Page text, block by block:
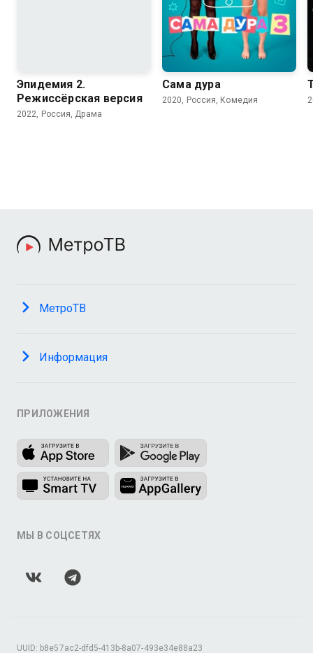
Эпидемия 2.
Режиссёрская версия
2022, Россия, Драма
7.4
Сама дура
2020, Россия, Комедия
МетроТВ
Информация
ПРИЛОЖЕНИЯ
МЫ В СОЦСЕТЯХ
UUID: b8e57ac2-dfd5-413b-8a07-493e34e88a23